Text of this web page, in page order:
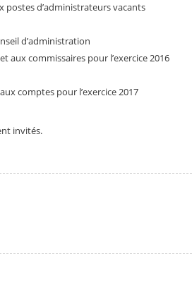
postes d’administrateurs vacants
d’administration
aux commissaires pour l’exercice 2016
comptes pour l’exercice 2017
invités.